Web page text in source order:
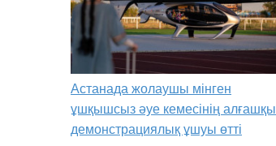
Астанада жолаушы мінген
ұшқышсыз әуе кемесінің алғашқы
демонстрациялық ұшуы өтті